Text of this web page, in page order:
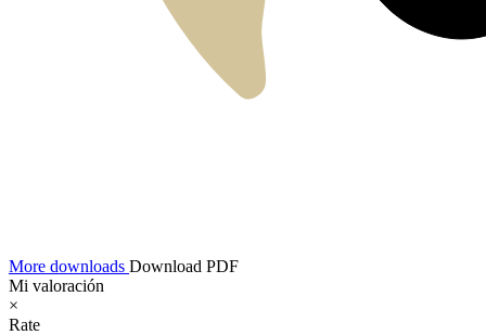
More downloads Download PDF
Mi valoración
×
Rate